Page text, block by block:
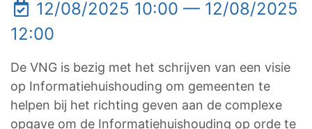
12/08/2025 10:00 — 12/08/2025
12:00
De VNG is bezig met het schrijven van een visie
op Informatiehuishouding om gemeenten te
helpen bij het richting geven aan de complexe
opgave om de Informatiehuishouding op orde te